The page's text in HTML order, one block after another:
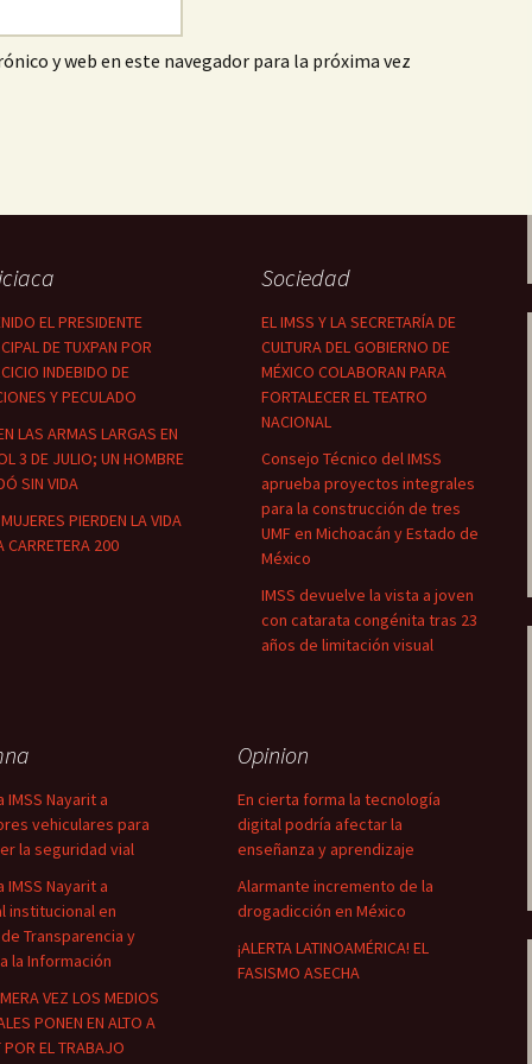
y web en este navegador para la próxima vez
EL PRESIDENTE
DE TUXPAN POR
INDEBIDO DE
Y PECULADO
LAS ARMAS LARGAS EN
3 DE JULIO; UN HOMBRE
SIN VIDA
PIERDEN LA VIDA
CARRETERA 200
Sociedad
EL IMSS Y LA SECRETARÍA DE
CULTURA DEL GOBIERNO DE
MÉXICO COLABORAN PARA
FORTALECER EL TEATRO
NACIONAL
Consejo Técnico del IMSS
aprueba proyectos integrales
para la construcción de tres
UMF en Michoacán y Estado de
México
IMSS devuelve la vista a joven
con catarata congénita tras 23
años de limitación visual
IMSS Nayarit a
vehiculares para
la seguridad vial
IMSS Nayarit a
institucional en
Transparencia y
la Información
VEZ LOS MEDIOS
PONEN EN ALTO A
POR EL TRABAJO
Opinion
En cierta forma la tecnología
digital podría afectar la
enseñanza y aprendizaje
Alarmante incremento de la
drogadicción en México
¡ALERTA LATINOAMÉRICA! EL
FASISMO ASECHA